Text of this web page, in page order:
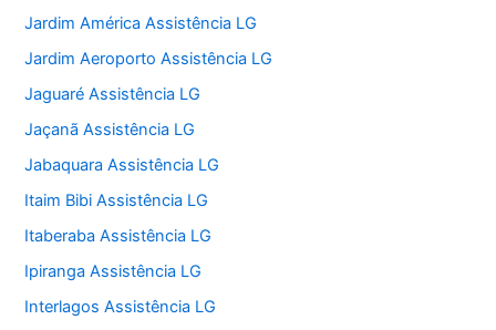
Jardim América Assistência LG
Jardim Aeroporto Assistência LG
Jaguaré Assistência LG
Jaçanã Assistência LG
Jabaquara Assistência LG
Itaim Bibi Assistência LG
Itaberaba Assistência LG
Ipiranga Assistência LG
Interlagos Assistência LG